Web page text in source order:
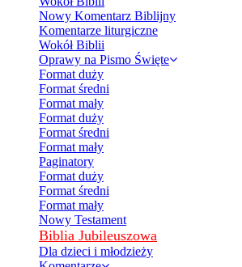
Nowy Komentarz Biblijny
Komentarze liturgiczne
Wokół Biblii
Oprawy na Pismo Święte
Format duży
Format średni
Format mały
Format duży
Format średni
Format mały
Paginatory
Format duży
Format średni
Format mały
Nowy Testament
Biblia Jubileuszowa
Dla dzieci i młodzieży